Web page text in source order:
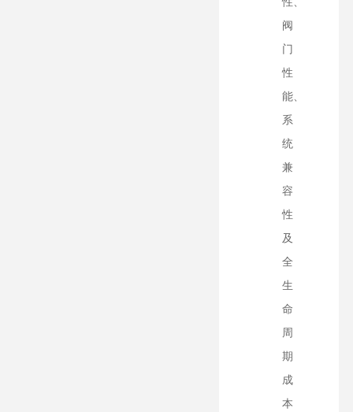
阀
门
性
能、
系
统
兼
容
性
及
全
生
命
周
期
成
本